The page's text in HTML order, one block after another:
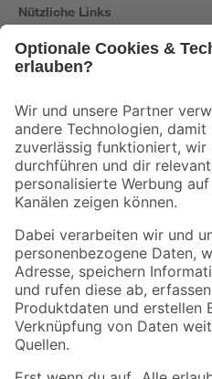
Nützliche Links
Der toom Newsletter: Keine Angebote
Zur Newsletter Anmeldung
Folge uns
Zahlungsarten
Sicher einkaufen